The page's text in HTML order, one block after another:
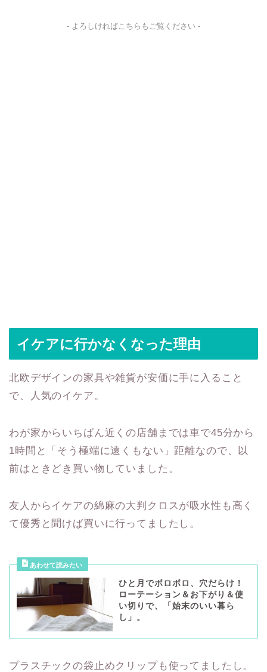
- よろしければこちらもご覧ください -
イケアに行かなくなった理由
北欧デザインの家具や雑貨が安価に手に入ること
で、人気のイケア。
わが家からいちばん近くの店舗までは車で45分から
1時間と「そう極端に遠くもない」距離なので、以
前はときどき買い物していました。
友人からイケアの綿麻の大判クロスが吸水性も高く
て優秀と聞けば買いに行ってましたし。
ひと月でボロボロ、穴だらけ！
ローテーション＆お下がり＆使
い切りで、「始末のいい暮ら
し」。
プラスチックの袋止めクリップも使ってましたし。